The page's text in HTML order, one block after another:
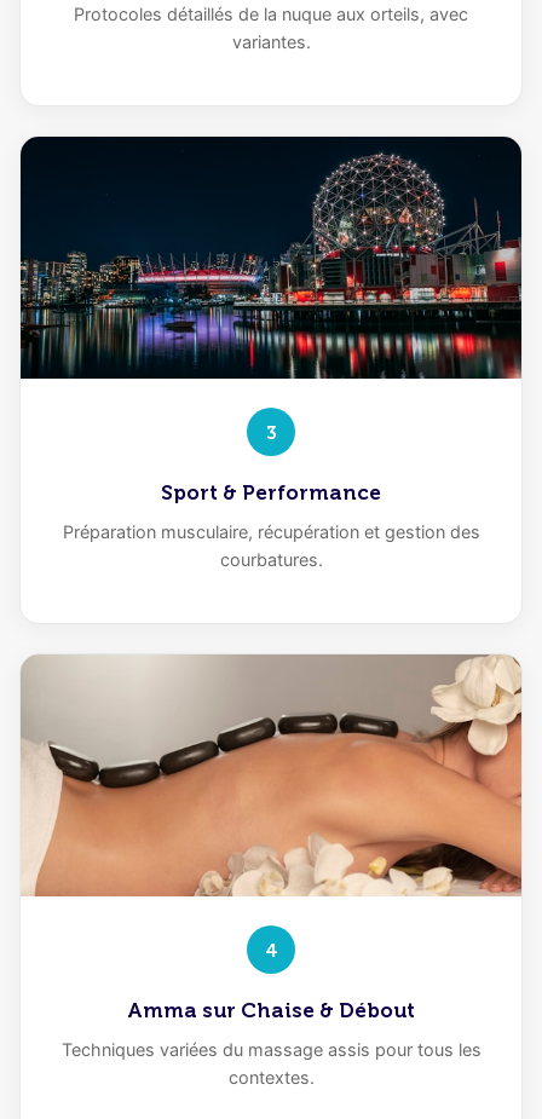
Protocoles détaillés de la nuque aux orteils, avec
variantes.
3
Sport & Performance
Préparation musculaire, récupération et gestion des
courbatures.
4
Amma sur Chaise & Débout
Techniques variées du massage assis pour tous les
contextes.